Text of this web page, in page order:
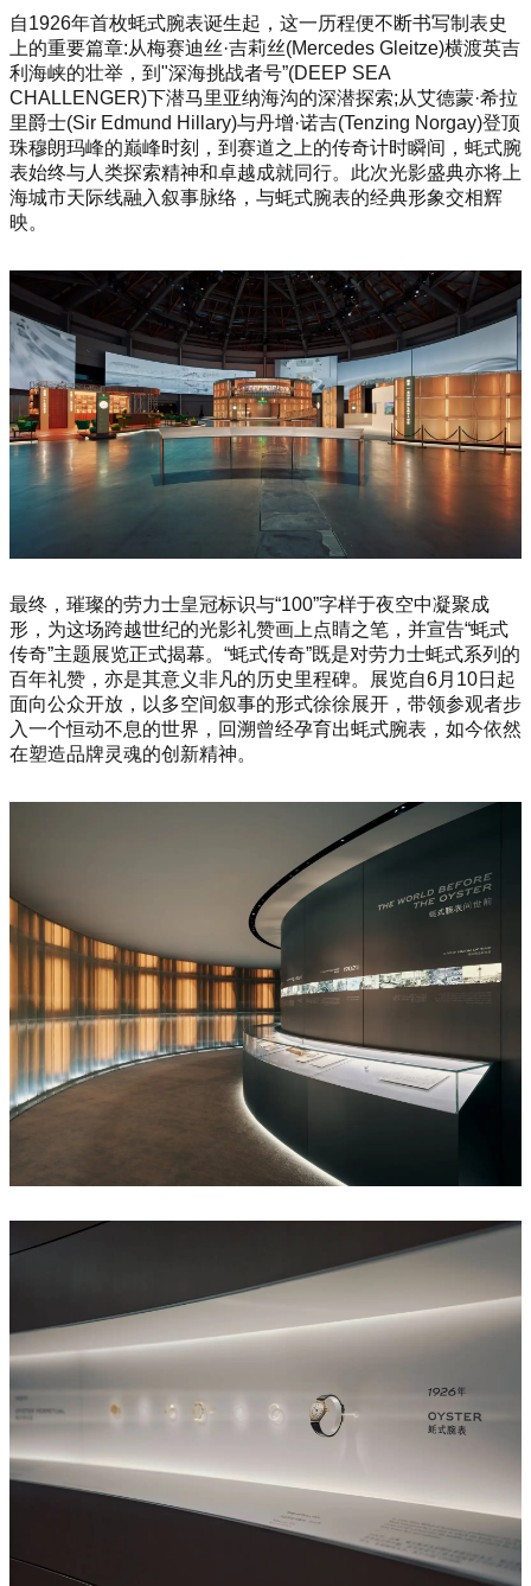
自1926年首枚蚝式腕表诞生起，这一历程便不断书写制表史
上的重要篇章:从梅赛迪丝·吉莉丝(Mercedes Gleitze)横渡英吉
利海峡的壮举，到"深海挑战者号”(DEEP SEA
CHALLENGER)下潜马里亚纳海沟的深潜探索;从艾德蒙·希拉
里爵士(Sir Edmund Hillary)与丹增·诺吉(Tenzing Norgay)登顶
珠穆朗玛峰的巅峰时刻，到赛道之上的传奇计时瞬间，蚝式腕
表始终与人类探索精神和卓越成就同行。此次光影盛典亦将上
海城市天际线融入叙事脉络，与蚝式腕表的经典形象交相辉
映。
最终，璀璨的劳力士皇冠标识与“100”字样于夜空中凝聚成
形，为这场跨越世纪的光影礼赞画上点睛之笔，并宣告“蚝式
传奇”主题展览正式揭幕。“蚝式传奇”既是对劳力士蚝式系列的
百年礼赞，亦是其意义非凡的历史里程碑。展览自6月10日起
面向公众开放，以多空间叙事的形式徐徐展开，带领参观者步
入一个恒动不息的世界，回溯曾经孕育出蚝式腕表，如今依然
在塑造品牌灵魂的创新精神。